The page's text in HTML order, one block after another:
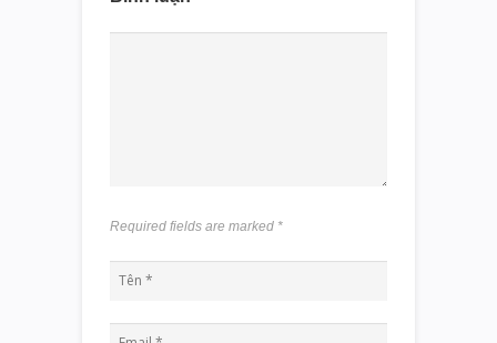
Required fields are marked *